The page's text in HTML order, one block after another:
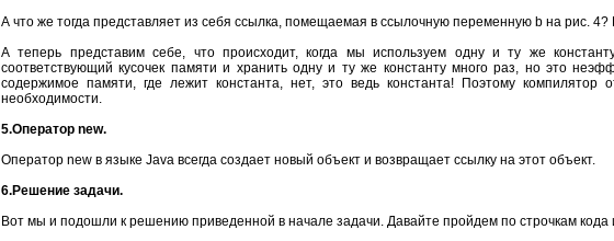
А что же тогда представляет из себя ссылка, помещаемая в ссылочную переменную b на рис. 4?
А теперь представим себе, что происходит, когда мы используем одну и ту же
соответствующий кусочек памяти и хранить одну и ту же константу много раз, но это
содержимое памяти, где лежит константа, нет, это ведь константа! Поэтому
необходимости.
5.Оператор new.
Оператор new в языке Java всегда создает новый объект и возвращает ссылку на этот объект.
6.Решение задачи.
Вот мы и подошли к решению приведенной в начале задачи. Давайте пройдем по строчкам кода